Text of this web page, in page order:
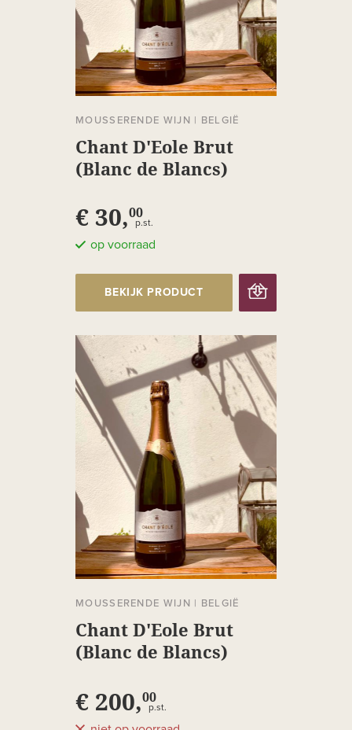
MOUSSERENDE WIJN | BELGIË
Chant D'Eole Brut
(Blanc de Blancs)
€ 30,00
p.st.
op voorraad
BEKIJK PRODUCT
MOUSSERENDE WIJN | BELGIË
Chant D'Eole Brut
(Blanc de Blancs)
€ 200,00
p.st.